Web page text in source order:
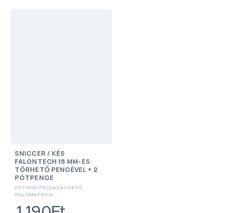
SNICCER / KÉS
FALONTECH 18 MM-ES
TÖRHETŐ PENGÉVEL + 2
PÓTPENGE
OTTHON FELVASALHATÓ
PÓLÓMATRICA